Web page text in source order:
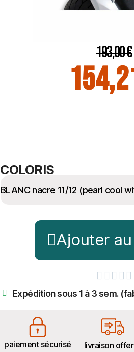
193,00 €
COLORIS
Ajouter
    
Expédition sous 1 à 3 sem.
paiement sécurisé livraison